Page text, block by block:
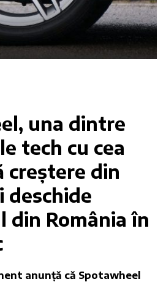
una dintre
tech cu cea
creștere din
deschide
din România în
anunță că Spotawheel